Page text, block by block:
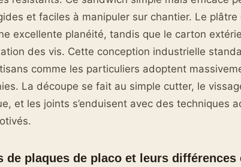
et faciles à manipuler sur chantier. Le plâtre
excellente planéité, tandis que le carton
des vis. Cette conception industrielle
comme les particuliers adoptent
La découpe se fait au simple cutter, le
et les joints s’enduisent avec des techniques
de plaques de placo et leurs différences